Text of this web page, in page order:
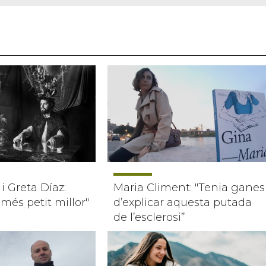
Greta Díaz:
més petit millor"
Maria Climent: "Tenia ganes
d’explicar aquesta putada
de l’esclerosi”